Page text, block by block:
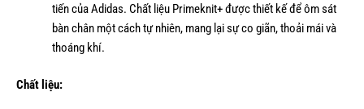
tiến của Adidas. Chất liệu Primeknit+ được thiết kế để ôm sát
bàn chân một cách tự nhiên, mang lại sự co giãn, thoải mái và
thoáng khí.
Chất liệu: